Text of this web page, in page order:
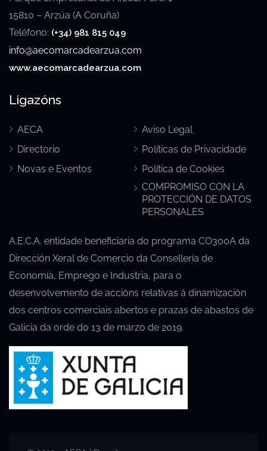
15810 – Arzúa (A Coruña)
Teléfono: (+34) 981 815 049
info@aecomarcadearzua.com
www.aecomarcadearzua.com
Ligazóns
AECA
Directorio
Novas e Eventos
Aviso Legal
Políticas de Privacidade
Política de Cookies
COMPROMISO CON LA
PROTECCIÓN DE DATOS
PERSONALES
A.E.C.A. entidade beneficiaria do programa CO300A da
Dirección Xeral de Comercio da Consellería de
Economía, Emprego e Industria, para o
desenvolvemento de accións relativas á dinamización
dos centros comerciais abertos e prazas de abastos de
Galicia da orde do 13 de marzo de 2019.